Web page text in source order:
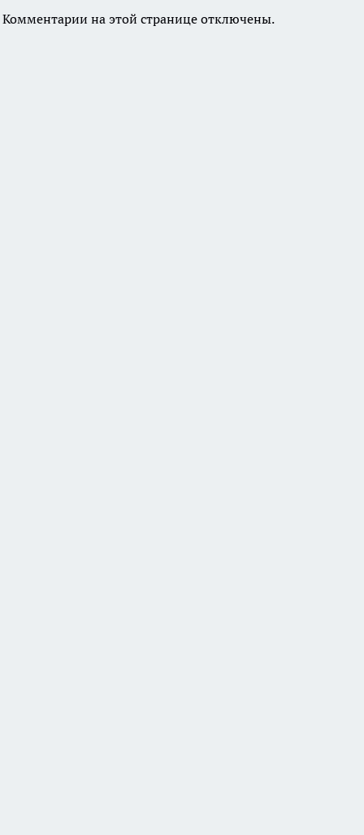
Комментарии на этой странице отключены.